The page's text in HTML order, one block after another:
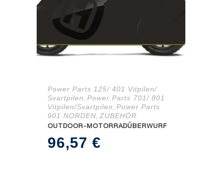
Power Parts 125/ 401 Vitpilen/
Svartpilen , Power Parts 701/ 801
Vitpilen/Svartpilen , Power Parts
901 NORDEN, ZUBEHÖR
OUTDOOR-MOTORRADÜBERWURF
96,57 €